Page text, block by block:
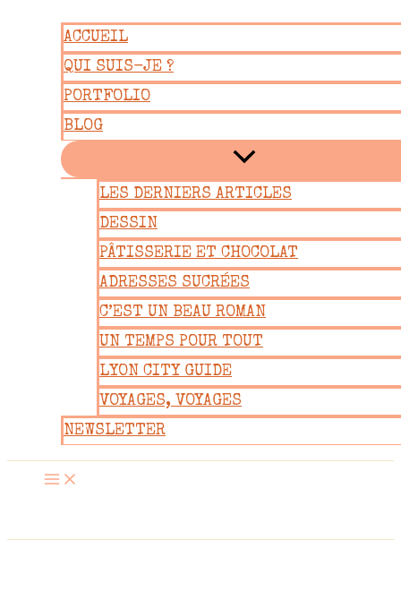
contenu
ACCUEIL
QUI SUIS-JE ?
PORTFOLIO
BLOG
LES DERNIERS ARTICLES
DESSIN
PÂTISSERIE ET CHOCOLAT
ADRESSES SUCRÉES
C’EST UN BEAU ROMAN
UN TEMPS POUR TOUT
LYON CITY GUIDE
VOYAGES, VOYAGES
NEWSLETTER